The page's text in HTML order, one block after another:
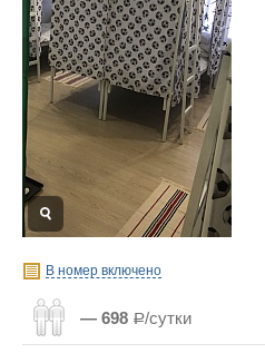
В номер включено
— 698 Р/сутки